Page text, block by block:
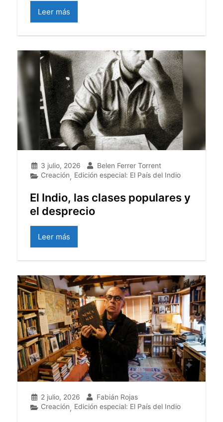
Leer más
3 julio, 2026
Belen Ferrer Torrent
Creación, Edición especial: El País del Indio
El Indio, las clases populares y
el desprecio
Leer más
2 julio, 2026
Fabián Rojas
Creación, Edición especial: El País del Indio